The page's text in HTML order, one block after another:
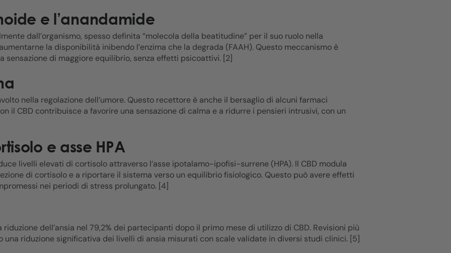
e l’anandamide
dall’organismo, spesso definita “molecola della beatitudine” per il suo ruolo nella
la disponibilità inibendo l’enzima che la degrada (FAAH). Questo meccanismo è
sensazione di maggiore equilibrio, senza effetti psicoattivi. [2]
nella regolazione dell’umore. Questo recettore è anche il bersaglio di alcuni farmaci
il CBD contribuisce a favorire una sensazione di calma e a ridurre i pensieri intrusivi, con un
e asse HPA
livelli elevati di cortisolo attraverso l’asse ipotalamo-ipofisi-surrene (HPA). Il CBD modula
di cortisolo e a riportare il sistema verso un equilibrio fisiologico. Questo può avere effetti
nei periodi di stress prolungato. [4]
dell’ansia nel 79,2% dei partecipanti dopo il primo mese di utilizzo di CBD. Revisioni più
riduzione significativa dei livelli di ansia misurati con scale validate in diversi studi clinici. [5]